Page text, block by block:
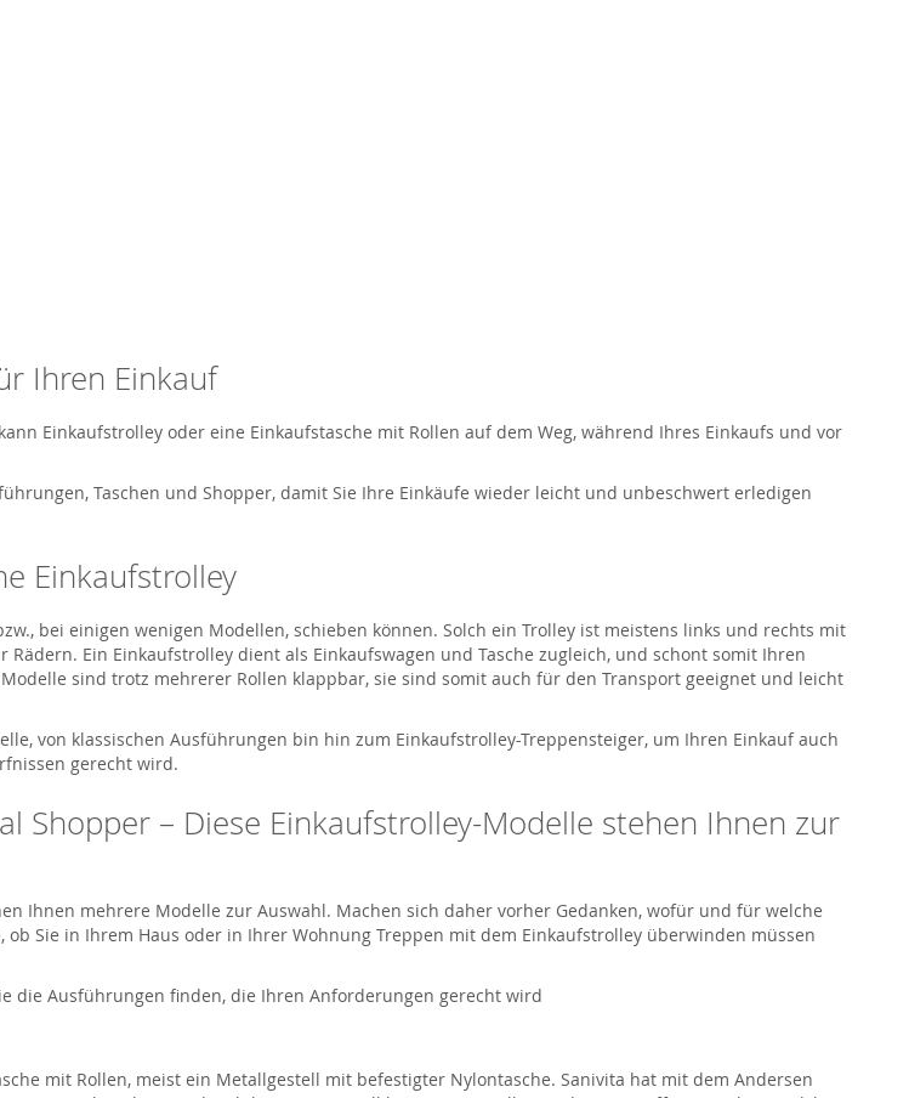
Ihren Einkauf
Einkaufstrolley oder eine Einkaufstasche mit Rollen auf dem Weg, während Ihres Einkaufs und vor
Taschen und Shopper, damit Sie Ihre Einkäufe wieder leicht und unbeschwert erledigen
Einkaufstrolley
bei einigen wenigen Modellen, schieben können. Solch ein Trolley ist meistens links und rechts mit
Ein Einkaufstrolley dient als Einkaufswagen und Tasche zugleich, und schont somit Ihren
sind trotz mehrerer Rollen klappbar, sie sind somit auch für den Transport geeignet und leicht
von klassischen Ausführungen bin hin zum Einkaufstrolley-Treppensteiger, um Ihren Einkauf auch
gerecht wird.
Shopper – Diese Einkaufstrolley-Modelle stehen Ihnen zur
Ihnen mehrere Modelle zur Auswahl. Machen sich daher vorher Gedanken, wofür und für welche
Sie in Ihrem Haus oder in Ihrer Wohnung Treppen mit dem Einkaufstrolley überwinden müssen
die Ausführungen finden, die Ihren Anforderungen gerecht wird
mit Rollen, meist ein Metallgestell mit befestigter Nylontasche. Sanivita hat mit dem Andersen